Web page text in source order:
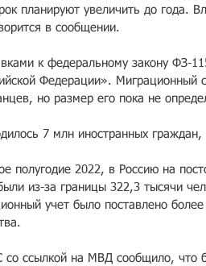
планируют увеличить до года.
в сообщении.
к федеральному закону ФЗ-
Федерации».
но размер его пока не
7 млн иностранных
полугодие 2022, в Россию на
из-за границы 322,3 тысячи
учет было поставлено
со ссылкой на МВД сообщило, что